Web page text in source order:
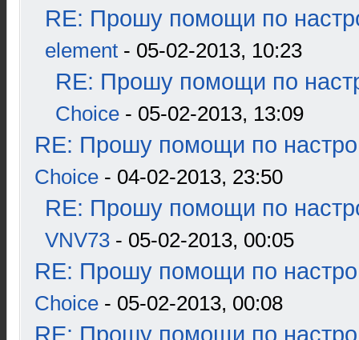
RE: Прошу помощи по
element - 05-02-2013, 10:23
RE: Прошу помощи по
Choice - 05-02-2013, 13:09
RE: Прошу помощи по
Choice - 04-02-2013, 23:50
RE: Прошу помощи по
VNV73 - 05-02-2013, 00:05
RE: Прошу помощи по
Choice - 05-02-2013, 00:08
RE: Прошу помощи по